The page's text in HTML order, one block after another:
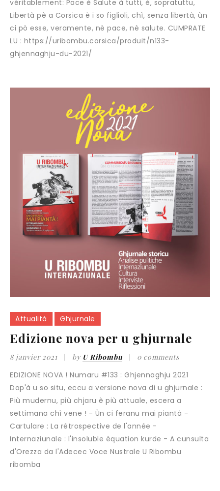
véritablement: Pace è Salute à tutti, è, sopratuttu,
Libertà pè a Corsica è i so figlioli, chì, senza libertà, ùn
ci pò esse, veramente, nè pace, nè salute. CUMPRATE
LU : https://uribombu.corsica/produit/n133-
ghjennaghju-du-2021/
Attualità Ghjurnale
Edizione nova per u ghjurnale
8 janvier 2021 by U Ribombu 0 comments
EDIZIONE NOVA ! Numaru #133 : Ghjennaghju 2021
Dop'à u so situ, eccu a versione nova di u ghjurnale :
Più mudernu, più chjaru è più attuale, escera a
settimana chì vene ! - Ùn ci feranu mai piantà -
Cartulare : La rétrospective de l'année -
Internaziunale : l'insoluble équation kurde - A cunsulta
d'Orezza da l'Adecec Voce Nustrale U Ribombu
ribomba